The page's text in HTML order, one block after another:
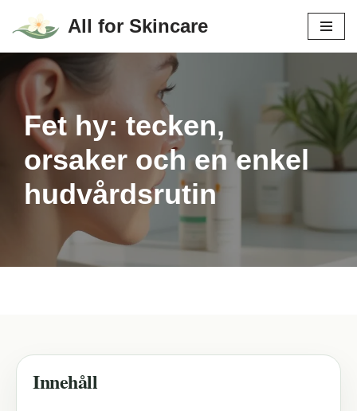
Hoppa
innehåll
All for Skincare
Fet hy: tecken,
orsaker och en enkel
hudvårdsrutin
Innehåll